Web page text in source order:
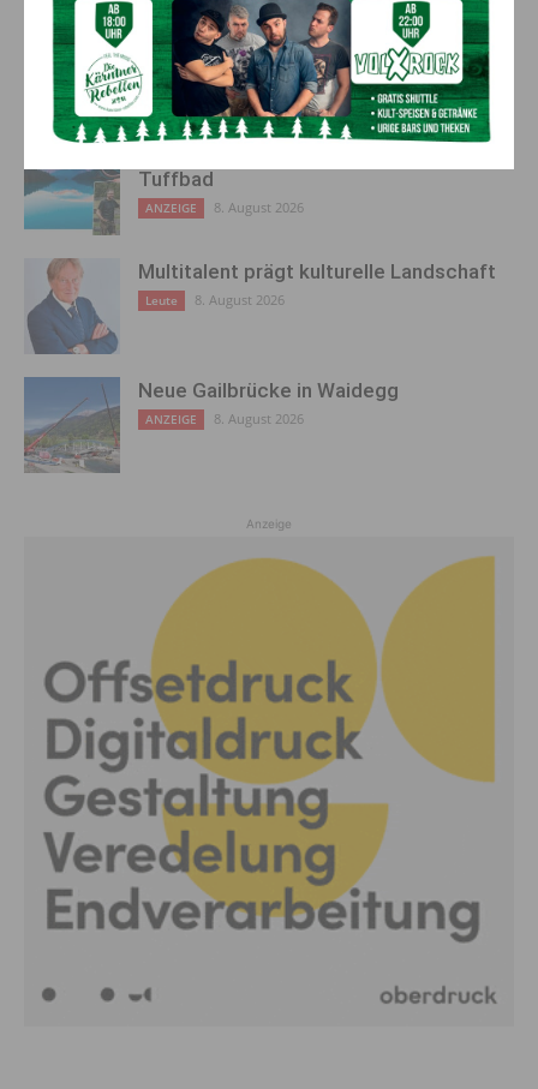
AKTUELLES
Tuffbad
ANZEIGE 8. August 2026
Multitalent prägt kulturelle Landschaft
Leute 8. August 2026
Neue Gailbrücke in Waidegg
ANZEIGE 8. August 2026
Anzeige